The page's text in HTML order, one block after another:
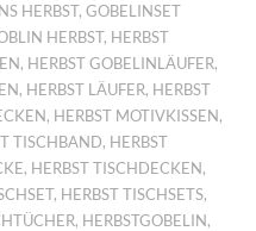
HERBST,GOBELINSET
HERBST, HERBST
, HERBST GOBELINLÄUFER,
, HERBST LÄUFER, HERBST
, HERBST MOTIVKISSEN,
TISCHBAND, HERBST
, HERBST TISCHDECKEN,
, HERBST TISCHSETS,
, HERBSTGOBELIN,